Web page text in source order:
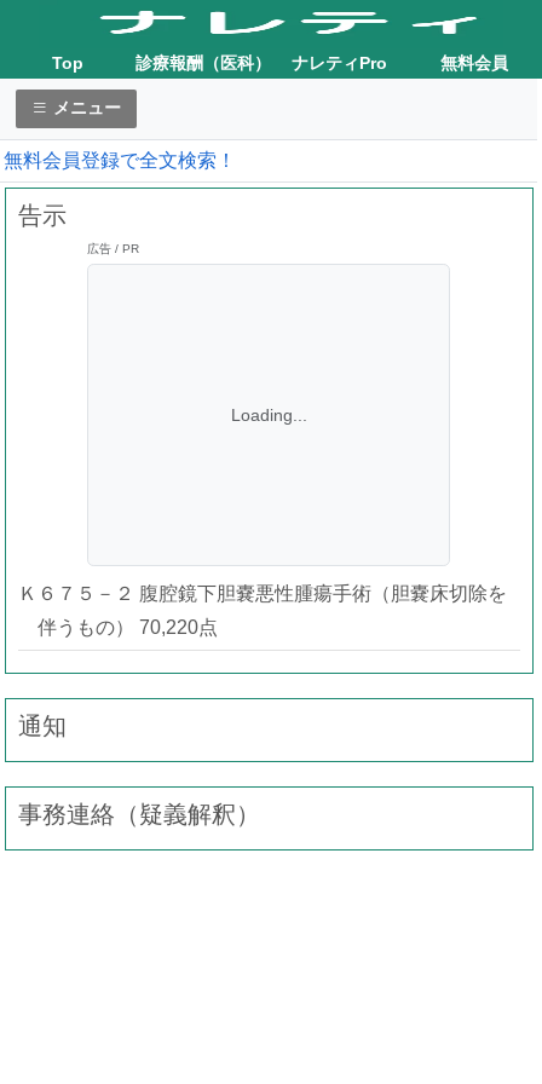
Top 診療報酬（医科） ナレティPro 無料会員
メニュー
無料会員登録で全文検索！
告示
広告 / PR
Loading...
Ｋ６７５－２ 腹腔鏡下胆嚢悪性腫瘍手術（胆嚢床切除を
伴うもの） 70,220点
通知
事務連絡（疑義解釈）